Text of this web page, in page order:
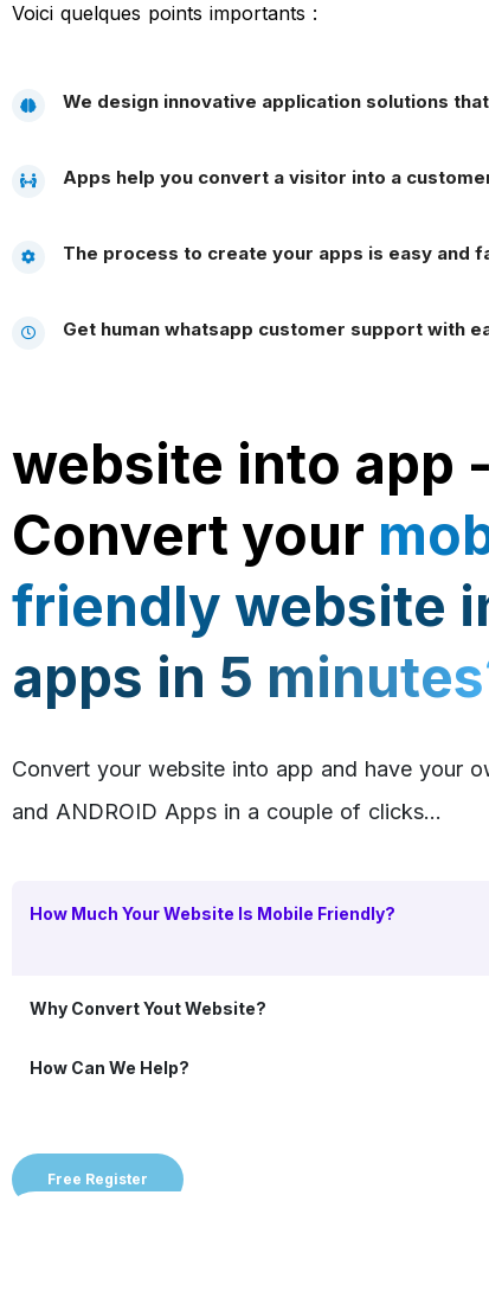
Voici quelques points importants :
We design innovative application solutions
Apps help you convert a visitor into a
The process to create your apps is easy and
Get human whatsapp customer support with
website into app -
Convert your
friendly website
apps in 5
Convert your website into app and have your
and ANDROID Apps in a couple of clicks…
How Much Your Website Is Mobile Friendly?
Why Convert Yout Website?
How Can We Help?
Free Register